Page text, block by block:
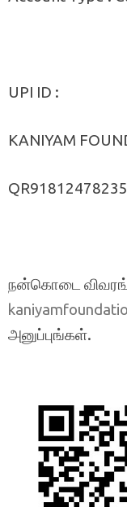
UPI ID :
KANIYAM
நன்கொடை
அனுப்புங்கள்.